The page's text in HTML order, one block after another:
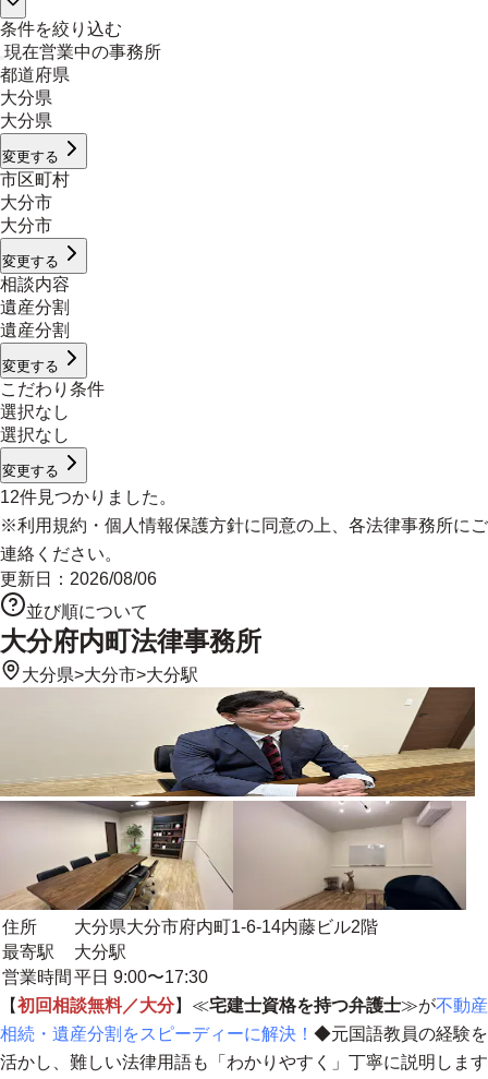
条件を絞り込む
現在営業中の事務所
都道府県
大分県
大分県
変更する
市区町村
大分市
大分市
変更する
相談内容
遺産分割
遺産分割
変更する
こだわり条件
選択なし
選択なし
変更する
12件見つかりました。
※利用規約 ・ 個人情報保護方針に同意の上、各法律事務所にご
連絡ください。
更新日： 2026/08/06
並び順について
大分府内町法律事務所
大分県>大分市>大分駅
住所
大分県大分市府内町1-6-14内藤ビル2階
最寄駅
大分駅
営業時間 平日 9:00〜17:30
【初回相談無料／大分】≪宅建士資格を持つ弁護士≫が不動産
相続・遺産分割をスピーディーに解決！ ◆元国語教員の経験を
活かし、難しい法律用語も「わかりやすく」丁寧に説明します